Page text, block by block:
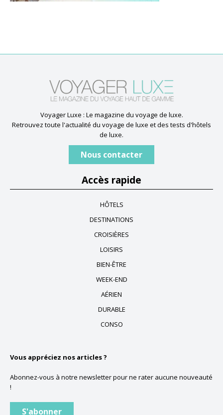
Voyager Luxe : Le magazine du voyage de luxe.
Retrouvez toute l'actualité du voyage de luxe et des tests d'hôtels
de luxe.
Nous contacter
Accès rapide
HÔTELS
DESTINATIONS
CROISIÈRES
LOISIRS
BIEN-ÊTRE
WEEK-END
AÉRIEN
DURABLE
CONSO
Vous appréciez nos articles ?
Abonnez-vous à notre newsletter pour ne rater aucune nouveauté
!
S'abonner